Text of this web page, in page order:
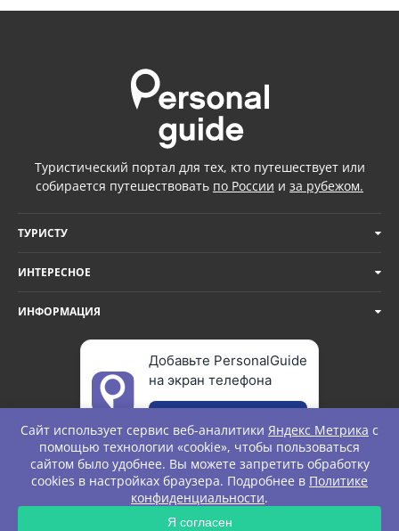
Туристический портал для тех, кто путешествует или
собирается путешествовать по России и за рубежом.
ТУРИСТУ
ИНТЕРЕСНОЕ
ИНФОРМАЦИЯ
Добавьте PersonalGuide
на экран телефона
© Personal Guide. All rights Reserved.
Сайт использует сервис веб-аналитики Яндекс Метрика с
помощью технологии «cookie», чтобы пользоваться
сайтом было удобнее. Вы можете запретить обработку
cookies в настройках браузера. Подробнее в Политике
конфиденциальности.
Я согласен
ЗАПРОС